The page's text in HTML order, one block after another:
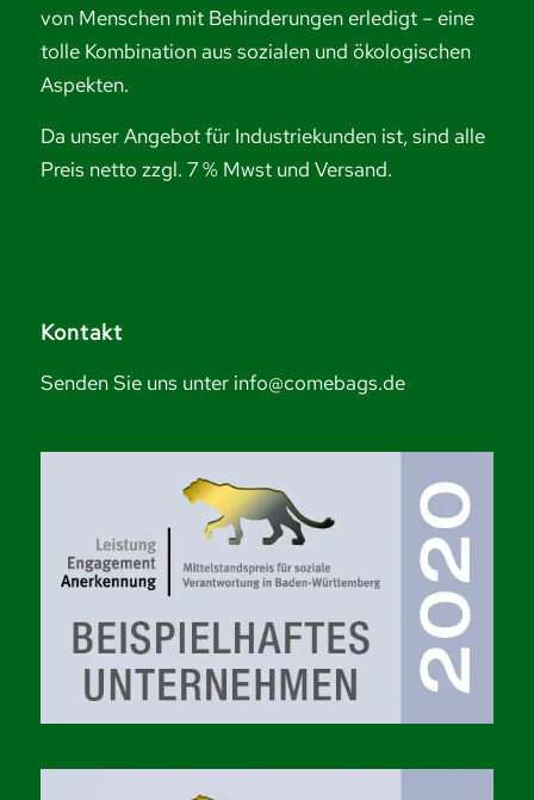
von Menschen mit Behinderungen erledigt – eine
tolle Kombination aus sozialen und ökologischen
Aspekten.
Da unser Angebot für Industriekunden ist, sind alle
Preis netto zzgl. 7 % Mwst und Versand.
Kontakt
Senden Sie uns unter info@comebags.de